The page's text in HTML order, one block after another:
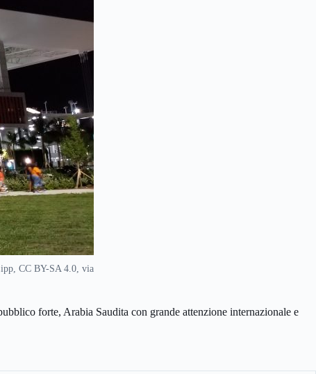
CC BY-SA 4.0, via
forte, Arabia Saudita con grande attenzione internazionale e